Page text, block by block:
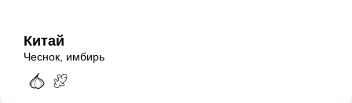
Китай
Чеснок, имбирь